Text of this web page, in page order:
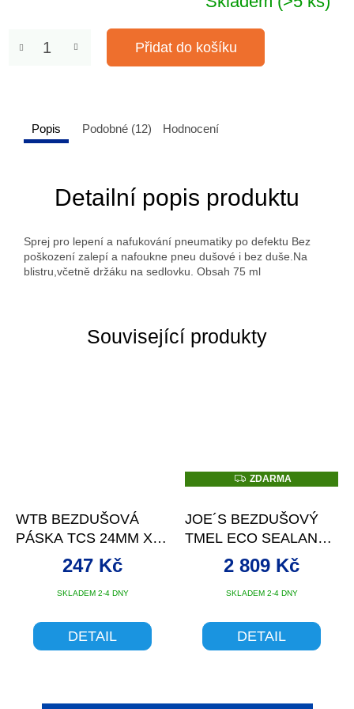
Přidat do košíku
Související produkty
WTB BEZDUŠOVÁ
PÁSKA TCS 24MM X
11M, I19
SKLADEM 2-4 DNY
247 Kč
DETAIL
Z
D
M
A
ZDARMA
JOE´S BEZDUŠOVÝ
TMEL ECO SEALANT 5
SKLADEM 2-4 DNY
2 809 Kč
DETAIL
Popis Podobné (12) Hodnocení
Detailní popis produktu
Sprej pro lepení a nafukování pneumatiky po defektu Bez
poškození zalepí a nafoukne pneu dušové i bez duše.Na
blistru,včetně držáku na sedlovku. Obsah 75 ml